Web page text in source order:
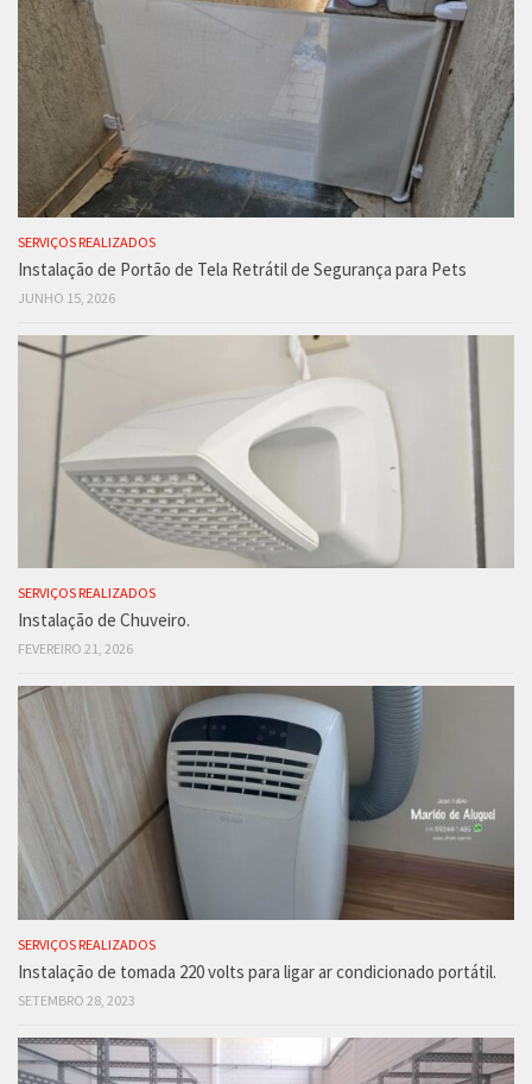
SERVIÇOS REALIZADOS
Instalação de Portão de Tela Retrátil de Segurança para Pets
JUNHO 15, 2026
SERVIÇOS REALIZADOS
Instalação de Chuveiro.
FEVEREIRO 21, 2026
SERVIÇOS REALIZADOS
Instalação de tomada 220 volts para ligar ar condicionado portátil.
SETEMBRO 28, 2023